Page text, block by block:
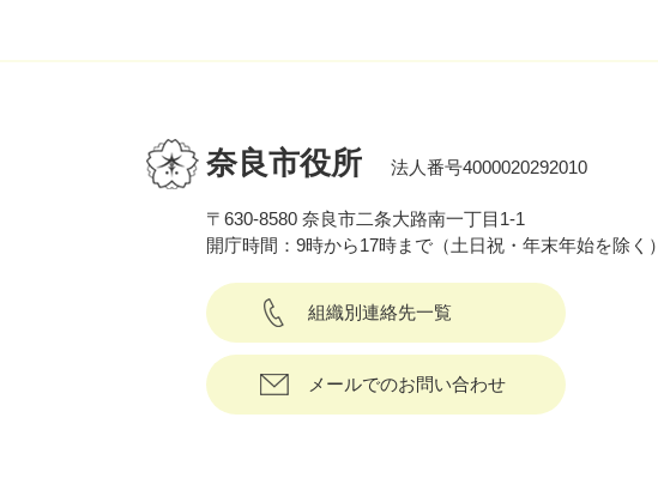
奈良市役所 法人番号4000020292010
〒630-8580 奈良市二条大路南一丁目1-1
開庁時間：9時から17時まで（土日祝・年末年始を除く）
組織別連絡先一覧
メールでのお問い合わせ